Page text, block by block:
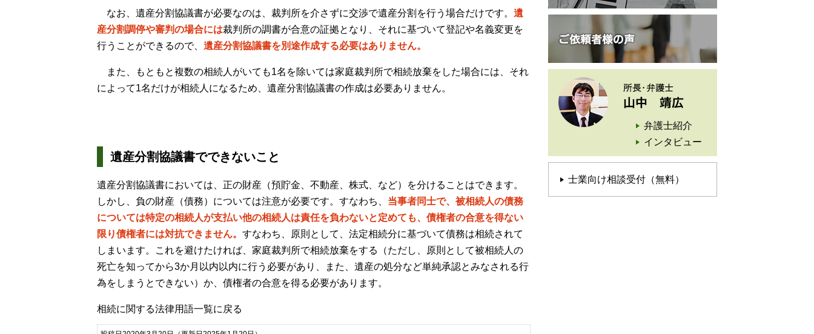
なお、遺産分割協議書が必要なのは、裁判所を介さずに交渉で遺産分割を行う場合だけです。 遺
産分割調停や審判の場合には裁判所の調書が合意の証拠となり、それに基づいて登記や名義変更を
行うことができるので、 遺産分割協議書を別途作成する必要はありません。
また、もともと複数の相続人がいても1名を除いては家庭裁判所で相続放棄をした場合には、それ
によって1名だけが相続人になるため、遺産分割協議書の作成は必要ありません。
遺産分割協議書でできないこと
遺産分割協議書においては、正の財産（預貯金、不動産、株式、など）を分けることはできます。
しかし、負の財産（債務）については注意が必要です。すなわち、 当事者同士で、被相続人の債務
については特定の相続人が支払い他の相続人は責任を負わないと定めても、債権者の合意を得ない
限り債権者には対抗できません。 すなわち、原則として、法定相続分に基づいて債務は相続されて
しまいます。これを避けたければ、家庭裁判所で相続放棄をする（ただし、原則として被相続人の
死亡を知ってから3か月以内以内に行う必要があり、また、遺産の処分など単純承認とみなされる行
為をしまうとできない）か、債権者の合意を得る必要があります。
相続に関する法律用語一覧に戻る
弁護士紹介
インタビュー
士業向け相談受付（無料）